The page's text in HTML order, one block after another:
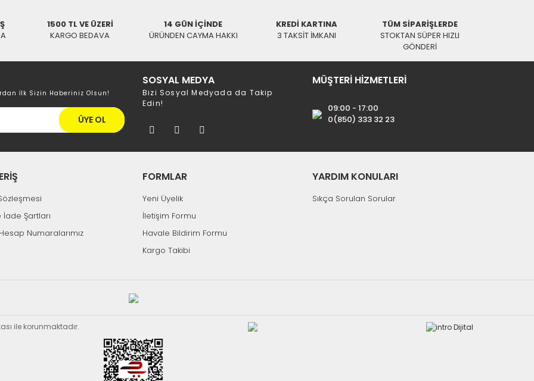
1500 TL VE ÜZERİ
KARGO BEDAVA
14 GÜN İÇİNDE
ÜRÜNDEN CAYMA HAKKI
KREDİ KARTINA
3 TAKSİT İMKANI
TÜM SİPARİŞLERDE
STOKTAN SÜPER HIZLI
GÖNDERİ
İlk Sizin Haberiniz Olsun!
ÜYE OL
SOSYAL MEDYA
Bizi Sosyal Medyada da Takip
Edin!
MÜŞTERİ HİZMETLERİ
09:00 - 17:00
0(850) 333 32 23
Şartları
Numaralarımız
FORMLAR
Yeni Üyelik
İletişim Formu
Havale Bildirim Formu
Kargo Takibi
YARDIM KONULARI
Sıkça Sorulan Sorular
ile korunmaktadır.